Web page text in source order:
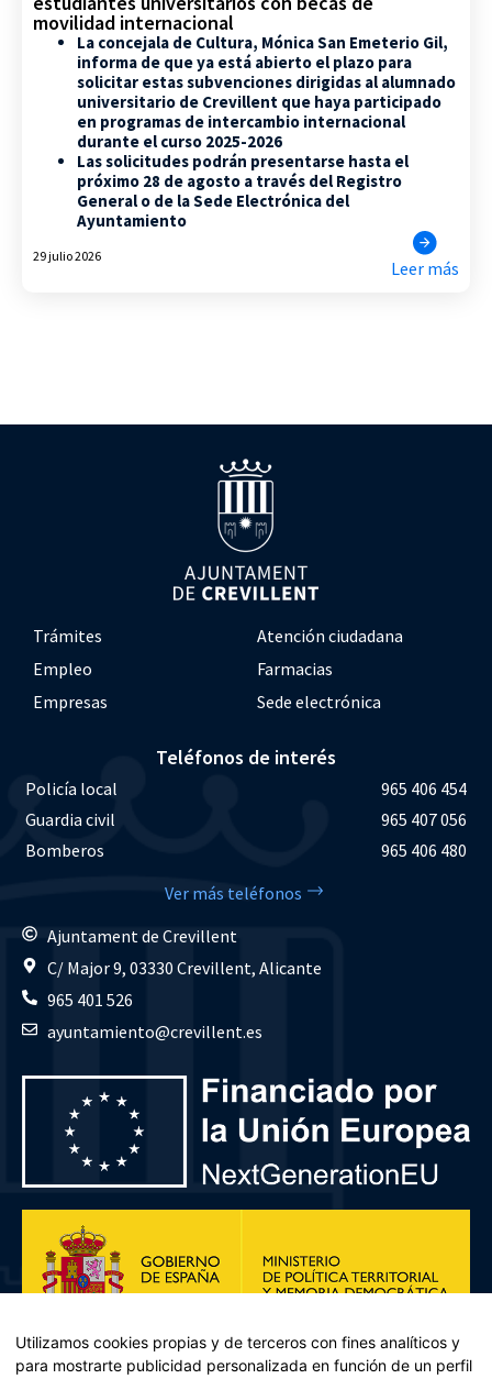
movilidad internacional
La concejala de Cultura, Mónica San Emeterio Gil,
informa de que ya está abierto el plazo para
solicitar estas subvenciones dirigidas al alumnado
universitario de Crevillent que haya participado
en programas de intercambio internacional
durante el curso 2025-2026
Las solicitudes podrán presentarse hasta el
próximo 28 de agosto a través del Registro
General o de la Sede Electrónica del
Ayuntamiento
29 julio 2026
Leer más
Trámites
Atención ciudadana
Empleo
Farmacias
Empresas
Sede electrónica
Teléfonos de interés
Policía local
965 406 454
Guardia civil
965 407 056
Bomberos
965 406 480
Ver más teléfonos
Ajuntament de Crevillent
C/ Major 9, 03330 Crevillent, Alicante
965 401 526
ayuntamiento@crevillent.es
Utilizamos cookies propias y de terceros con fines analíticos y
para mostrarte publicidad personalizada en función de un perfil